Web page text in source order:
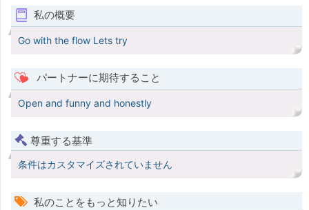
私の概要
Go with the flow Lets try
パートナーに期待すること
Open and funny and honestly
尊重する基準
条件はカスタマイズされていません
私のことをもっと知りたい